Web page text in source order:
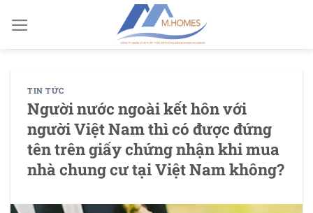
đến
TIN TỨC
Người nước ngoài kết hôn với
người Việt Nam thì có được đứng
tên trên giấy chứng nhận khi mua
nhà chung cư tại Việt Nam không?